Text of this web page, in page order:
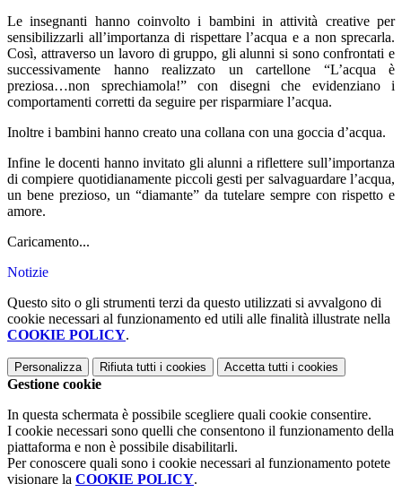
Le insegnanti hanno coinvolto i bambini in attività creative per
sensibilizzarli all’importanza di rispettare l’acqua e a non sprecarla.
Così, attraverso un lavoro di gruppo, gli alunni si sono confrontati e
successivamente hanno realizzato un cartellone “L’acqua è
preziosa…non sprechiamola!” con disegni che evidenziano i
comportamenti corretti da seguire per risparmiare l’acqua.
Inoltre i bambini hanno creato una collana con una goccia d’acqua.
Infine le docenti hanno invitato gli alunni a riflettere sull’importanza
di compiere quotidianamente piccoli gesti per salvaguardare l’acqua,
un bene prezioso, un “diamante” da tutelare sempre con rispetto e
amore.
Caricamento...
Notizie
Questo sito o gli strumenti terzi da questo utilizzati si avvalgono di
cookie necessari al funzionamento ed utili alle finalità illustrate nella
COOKIE POLICY.
Personalizza Rifiuta tutti i cookies Accetta tutti i cookies
Gestione cookie
In questa schermata è possibile scegliere quali cookie consentire.
I cookie necessari sono quelli che consentono il funzionamento della
piattaforma e non è possibile disabilitarli.
Per conoscere quali sono i cookie necessari al funzionamento potete
visionare la COOKIE POLICY.